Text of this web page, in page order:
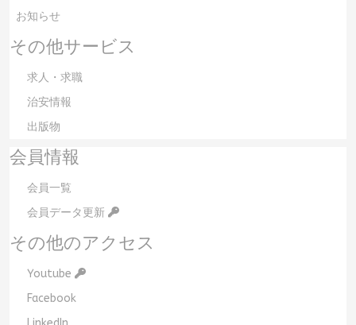
お知らせ
その他サービス
求人・求職
治安情報
出版物
会員情報
会員一覧
会員データ更新
その他のアクセス
Youtube
Facebook